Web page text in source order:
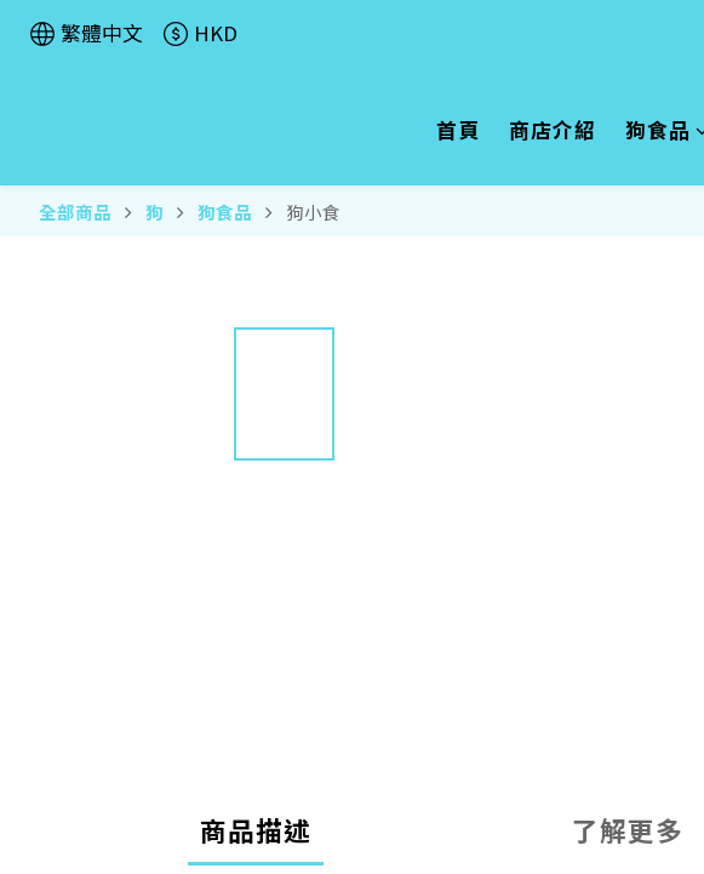
繁體中文 HKD
首頁 商店介紹 狗食品
全部商品 狗 狗食品 狗小食
商品描述 了解更多